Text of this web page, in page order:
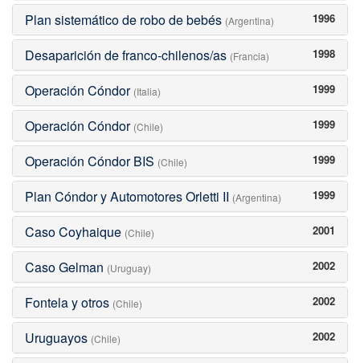
Plan sistemático de robo de bebés (Argentina) 1996
Desaparición de franco-chilenos/as (Francia) 1998
Operación Cóndor (Italia) 1999
Operación Cóndor (Chile) 1999
Operación Cóndor BIS (Chile) 1999
Plan Cóndor y Automotores Orletti II (Argentina) 1999
Caso Coyhaique (Chile) 2001
Caso Gelman (Uruguay) 2002
Fontela y otros (Chile) 2002
Uruguayos (Chile) 2002